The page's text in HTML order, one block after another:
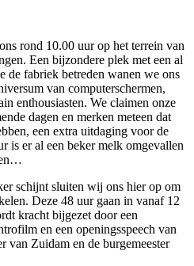
rond 10.00 uur op het terrein van
Een bijzondere plek met een al
de fabriek betreden wanen we ons
van computerschermen,
enthousiasten. We claimen onze
dagen en merken meteen dat
een extra uitdaging voor de
is er al een beker melk omgevallen
schijnt sluiten wij ons hier op om
Deze 48 uur gaan in vanaf 12
kracht bijgezet door een
en een openingsspeech van
van Zuidam en de burgemeester